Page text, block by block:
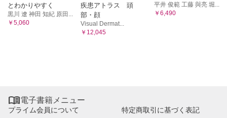
とわかりやすく
黒川 遼 神田 知紀 原田...
￥5,060
疾患アトラス 頭
部・顔
Visual Dermat...
￥12,045
平井 俊範 工藤 與亮 堀...
￥6,490
電子書籍メニュー
プライム会員について 特定商取引に基づく表記